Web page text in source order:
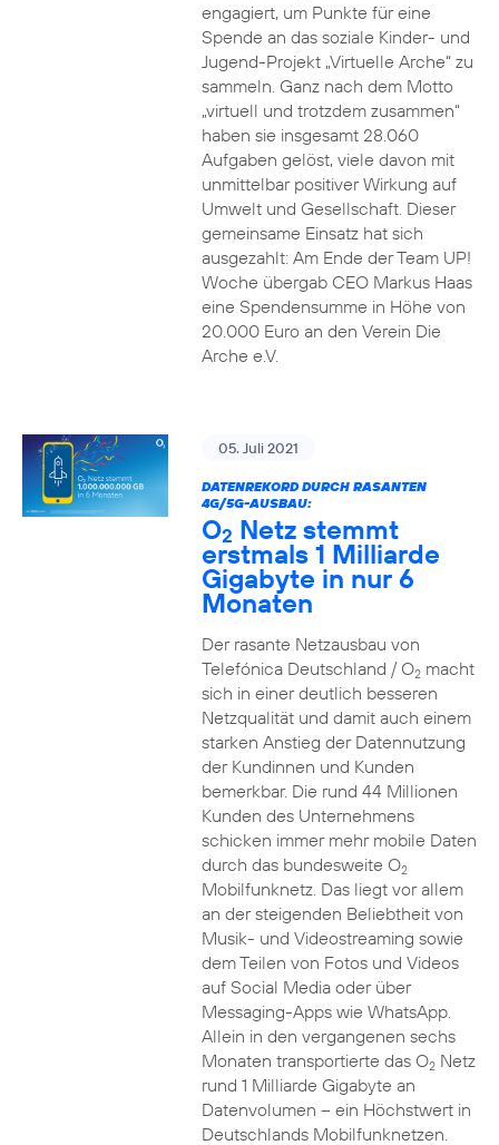
engagiert, um Punkte für eine
Spende an das soziale Kinder- und
Jugend-Projekt „Virtuelle Arche“ zu
sammeln. Ganz nach dem Motto
„virtuell und trotzdem zusammen“
haben sie insgesamt 28.060
Aufgaben gelöst, viele davon mit
unmittelbar positiver Wirkung auf
Umwelt und Gesellschaft. Dieser
gemeinsame Einsatz hat sich
ausgezahlt: Am Ende der Team UP!
Woche übergab CEO Markus Haas
eine Spendensumme in Höhe von
20.000 Euro an den Verein Die
Arche e.V.
05. Juli 2021
DATENREKORD DURCH RASANTEN
4G/5G-AUSBAU:
O2 Netz stemmt
erstmals 1 Milliarde
Gigabyte in nur 6
Monaten
Der rasante Netzausbau von
Telefónica Deutschland / O2macht
sich in einer deutlich besseren
Netzqualität und damit auch einem
starken Anstieg der Datennutzung
der Kundinnen und Kunden
bemerkbar. Die rund 44 Millionen
Kunden des Unternehmens
schicken immer mehr mobile Daten
durch das bundesweite O2
Mobilfunknetz. Das liegt vor allem
an der steigenden Beliebtheit von
Musik- und Videostreaming sowie
dem Teilen von Fotos und Videos
auf Social Media oder über
Messaging-Apps wie WhatsApp.
Allein in den vergangenen sechs
Monaten transportierte das O2Netz
rund 1 Milliarde Gigabyte an
Datenvolumen – ein Höchstwert in
Deutschlands Mobilfunknetzen.